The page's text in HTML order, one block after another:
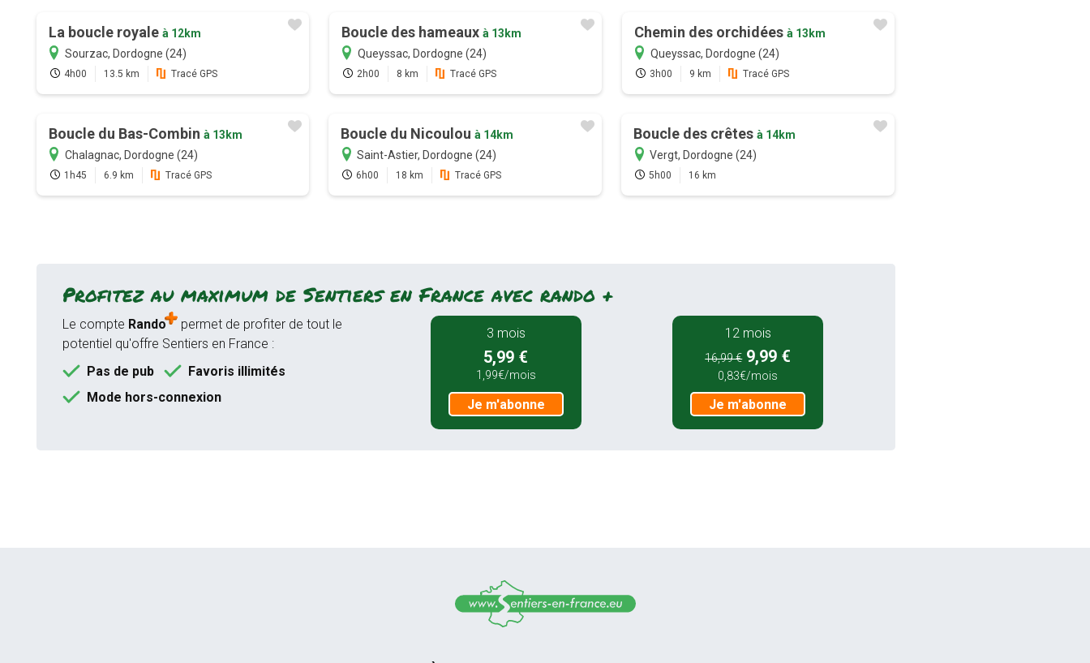
La boucle royale à 12km
Sourzac, Dordogne (24)
4h00 13.5 km Tracé GPS
Boucle des hameaux à 13km
Queyssac, Dordogne (24)
2h00 8 km Tracé GPS
Chemin des orchidées à 13km
Queyssac, Dordogne (24)
3h00 9 km Tracé GPS
Boucle du Bas-Combin à 13km
Chalagnac, Dordogne (24)
1h45 6.9 km Tracé GPS
Boucle du Nicoulouà 14km
Saint-Astier, Dordogne (24)
6h00 18 km Tracé GPS
Boucle des crêtesà 14km
Vergt, Dordogne (24)
5h00 16 km
Profitez au maximum de Sentiers en France avec rando +
Le compte Rando
permet de profiter de tout le
potentiel qu'offre Sentiers en France :
Pas de pub
Favoris illimités
Mode hors-connexion
3 mois
5,99 €
1,99€/mois
Je m'abonne
12 mois
16,99 €9,99 €
0,83€/mois
Je m'abonne